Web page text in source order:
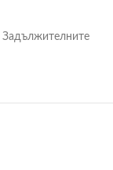
Задължителните